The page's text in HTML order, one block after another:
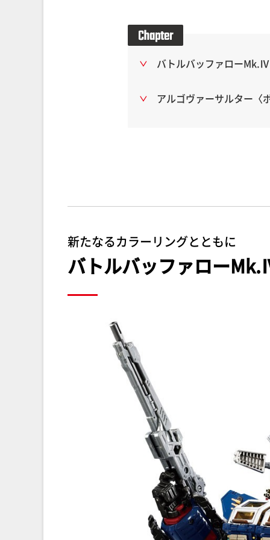
バトルバッファロー
アルゴヴァーサルター〈
新たなるカラーリングとともに
バトルバッファロー